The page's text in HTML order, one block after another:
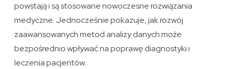
powstają i są stosowane nowoczesne rozwiązania
medyczne. Jednocześnie pokazuje, jak rozwój
zaawansowanych metod analizy danych może
bezpośrednio wpływać na poprawę diagnostyki i
leczenia pacjentów.